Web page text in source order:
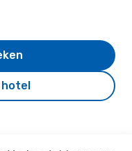
hotel